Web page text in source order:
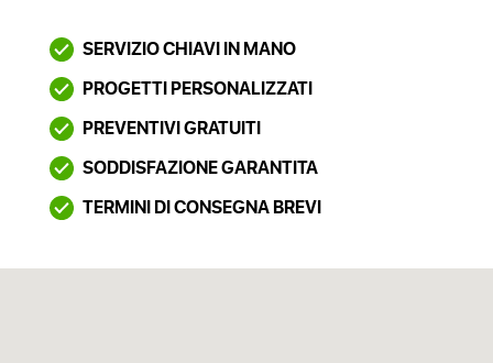
SERVIZIO CHIAVI IN MANO
PROGETTI PERSONALIZZATI
PREVENTIVI GRATUITI
SODDISFAZIONE GARANTITA
TERMINI DI CONSEGNA BREVI